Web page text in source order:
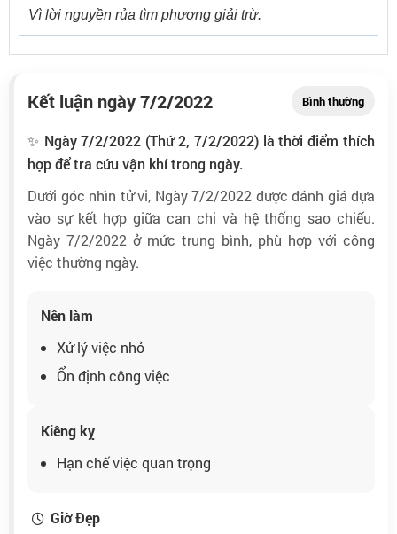
Vì lời nguyền rủa tìm phương giải trừ.
Kết luận ngày 7/2/2022 Bình thường
✨ Ngày 7/2/2022 (Thứ 2, 7/2/2022) là thời điểm thích
hợp để tra cứu vận khí trong ngày.
Dưới góc nhìn tử vi, Ngày 7/2/2022 được đánh giá dựa
vào sự kết hợp giữa can chi và hệ thống sao chiếu.
Ngày 7/2/2022 ở mức trung bình, phù hợp với công
việc thường ngày.
Nên làm
Xử lý việc nhỏ
Ổn định công việc
Kiêng kỵ
Hạn chế việc quan trọng
Giờ Đẹp